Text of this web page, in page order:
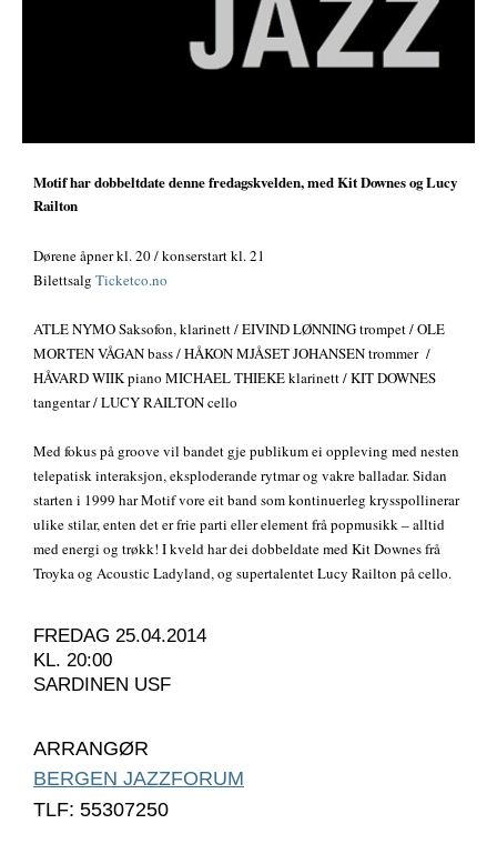
Motif har dobbeltdate denne fredagskvelden, med Kit Downes og Lucy
Railton
Dørene åpner kl. 20 / konserstart kl. 21
Bilettsalg Ticketco.no
ATLE NYMO Saksofon, klarinett / EIVIND LØNNING trompet / OLE
MORTEN VÅGAN bass / HÅKON MJÅSET JOHANSEN trommer /
HÅVARD WIIK piano MICHAEL THIEKE klarinett / KIT DOWNES
tangentar / LUCY RAILTON cello
Med fokus på groove vil bandet gje publikum ei oppleving med nesten
telepatisk interaksjon, eksploderande rytmar og vakre balladar. Sidan
starten i 1999 har Motif vore eit band som kontinuerleg krysspollinerar
ulike stilar, enten det er frie parti eller element frå popmusikk – alltid
med energi og trøkk! I kveld har dei dobbeldate med Kit Downes frå
Troyka og Acoustic Ladyland, og supertalentet Lucy Railton på cello.
FREDAG 25.04.2014
KL. 20:00
SARDINEN USF
ARRANGØR
BERGEN JAZZFORUM
TLF: 55307250